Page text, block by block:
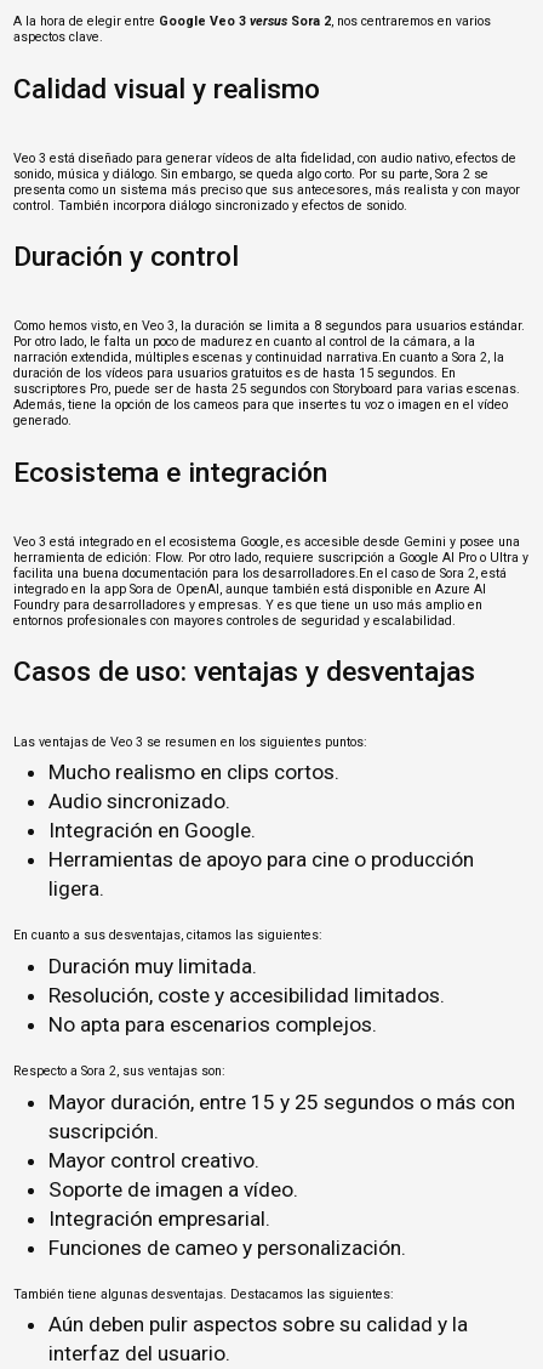
A la hora de elegir entre Google Veo 3versus Sora 2, nos centraremos en varios
aspectos clave.
Calidad visual y realismo
Veo 3 está diseñado para generar vídeos de alta fidelidad, con audio nativo, efectos de
sonido, música y diálogo. Sin embargo, se queda algo corto. Por su parte, Sora 2 se
presenta como un sistema más preciso que sus antecesores, más realista y con mayor
control. También incorpora diálogo sincronizado y efectos de sonido.
Duración y control
Como hemos visto, en Veo 3, la duración se limita a 8 segundos para usuarios estándar.
Por otro lado, le falta un poco de madurez en cuanto al control de la cámara, a la
narración extendida, múltiples escenas y continuidad narrativa.En cuanto a Sora 2, la
duración de los vídeos para usuarios gratuitos es de hasta 15 segundos. En
suscriptores Pro, puede ser de hasta 25 segundos con Storyboard para varias escenas.
Además, tiene la opción de los cameos para que insertes tu voz o imagen en el vídeo
generado.
Ecosistema e integración
Veo 3 está integrado en el ecosistema Google, es accesible desde Gemini y posee una
herramienta de edición: Flow. Por otro lado, requiere suscripción a Google AI Pro o Ultra y
facilita una buena documentación para los desarrolladores.En el caso de Sora 2, está
integrado en la app Sora de OpenAI, aunque también está disponible en Azure AI
Foundry para desarrolladores y empresas. Y es que tiene un uso más amplio en
entornos profesionales con mayores controles de seguridad y escalabilidad.
Casos de uso: ventajas y desventajas
Las ventajas de Veo 3 se resumen en los siguientes puntos:
Mucho realismo en clips cortos.
Audio sincronizado.
Integración en Google.
Herramientas de apoyo para cine o producción
ligera.
En cuanto a sus desventajas, citamos las siguientes:
Duración muy limitada.
Resolución, coste y accesibilidad limitados.
No apta para escenarios complejos.
Respecto a Sora 2, sus ventajas son:
Mayor duración, entre 15 y 25 segundos o más con
suscripción.
Mayor control creativo.
Soporte de imagen a vídeo.
Integración empresarial.
Funciones de cameo y personalización.
También tiene algunas desventajas. Destacamos las siguientes:
Aún deben pulir aspectos sobre su calidad y la
interfaz del usuario.